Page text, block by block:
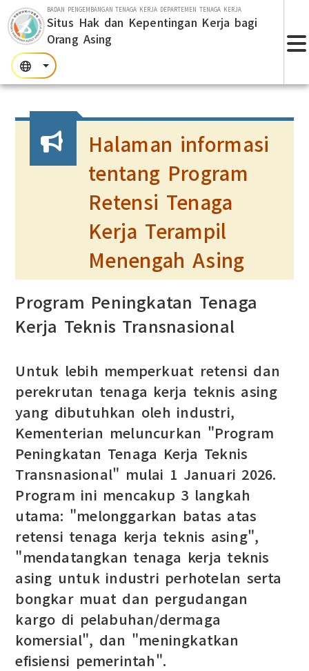
Lompat ke bagian utama
BADAN PENGEMBANGAN TENAGA KERJA DEPARTEMEN TENAGA KERJA
Situs Hak dan Kepentingan Kerja bagi
Orang Asing
:::
:::
Halaman informasi
tentang Program
Retensi Tenaga
Kerja Terampil
Menengah Asing
Program Peningkatan Tenaga
Kerja Teknis Transnasional
Untuk lebih memperkuat retensi dan
perekrutan tenaga kerja teknis asing
yang dibutuhkan oleh industri,
Kementerian meluncurkan "Program
Peningkatan Tenaga Kerja Teknis
Transnasional" mulai 1 Januari 2026.
Program ini mencakup 3 langkah
utama: "melonggarkan batas atas
retensi tenaga kerja teknis asing",
"mendatangkan tenaga kerja teknis
asing untuk industri perhotelan serta
bongkar muat dan pergudangan
kargo di pelabuhan/dermaga
komersial", dan "meningkatkan
efisiensi pemerintah".